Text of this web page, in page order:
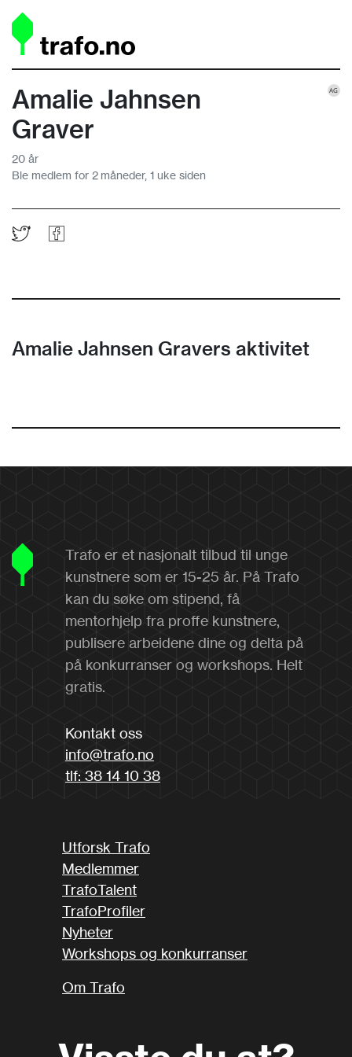
Amalie Jahnsen
Graver
20 år
Ble medlem for 2 måneder, 1 uke siden
Amalie Jahnsen Gravers aktivitet
Trafo er et nasjonalt tilbud til unge
kunstnere som er 15-25 år. På Trafo
kan du søke om stipend, få
mentorhjelp fra proffe kunstnere,
publisere arbeidene dine og delta på
på konkurranser og workshops. Helt
gratis.
Kontakt oss
info@trafo.no
tlf: 38 14 10 38
Utforsk Trafo
Medlemmer
TrafoTalent
TrafoProfiler
Nyheter
Workshops og konkurranser
Om Trafo